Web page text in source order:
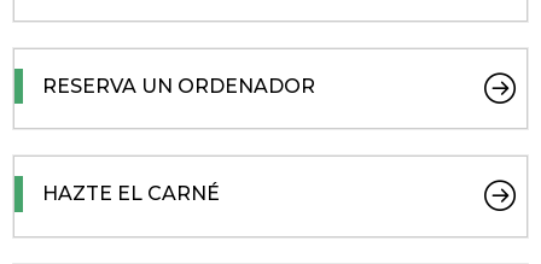
RESERVA UN ORDENADOR
HAZTE EL CARNÉ